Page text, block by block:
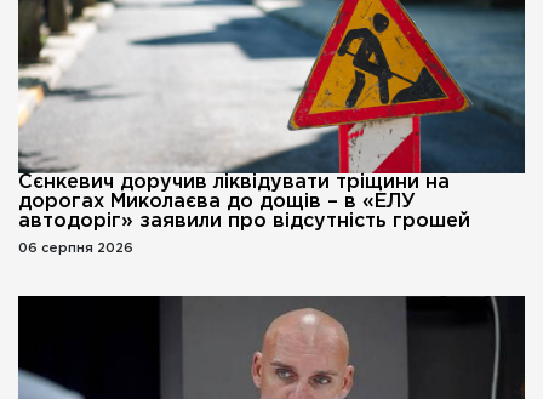
Сєнкевич доручив ліквідувати тріщини на
дорогах Миколаєва до дощів – в «ЕЛУ
автодоріг» заявили про відсутність грошей
06 серпня 2026